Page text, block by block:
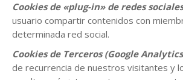
Cookies de «plug-in» de redes
usuario compartir contenidos con
determinada red social.
Cookies de Terceros (Google
de recurrencia de nuestros visitantes y